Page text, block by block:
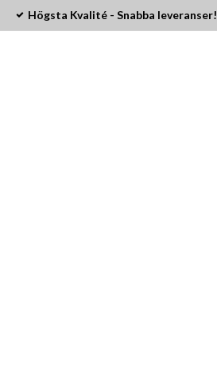
Högsta Kvalité - Snabba leveranser!